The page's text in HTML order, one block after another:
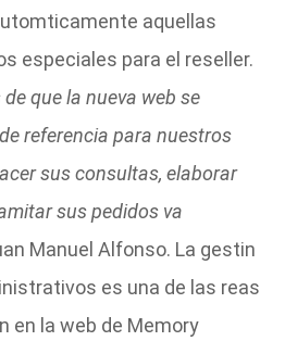
aquellas
especiales para el reseller.
que la nueva web se
referencia para nuestros
sus consultas, elaborar
sus pedidos va
Manuel Alfonso. La gestin
es una de las reas
en la web de Memory